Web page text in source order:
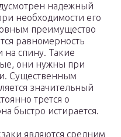
надежный
необходимости его
преимущество
равномерность
на спину. Такие
они нужны при
Существенным
значительный
трется о
быстро истирается.
являются средним